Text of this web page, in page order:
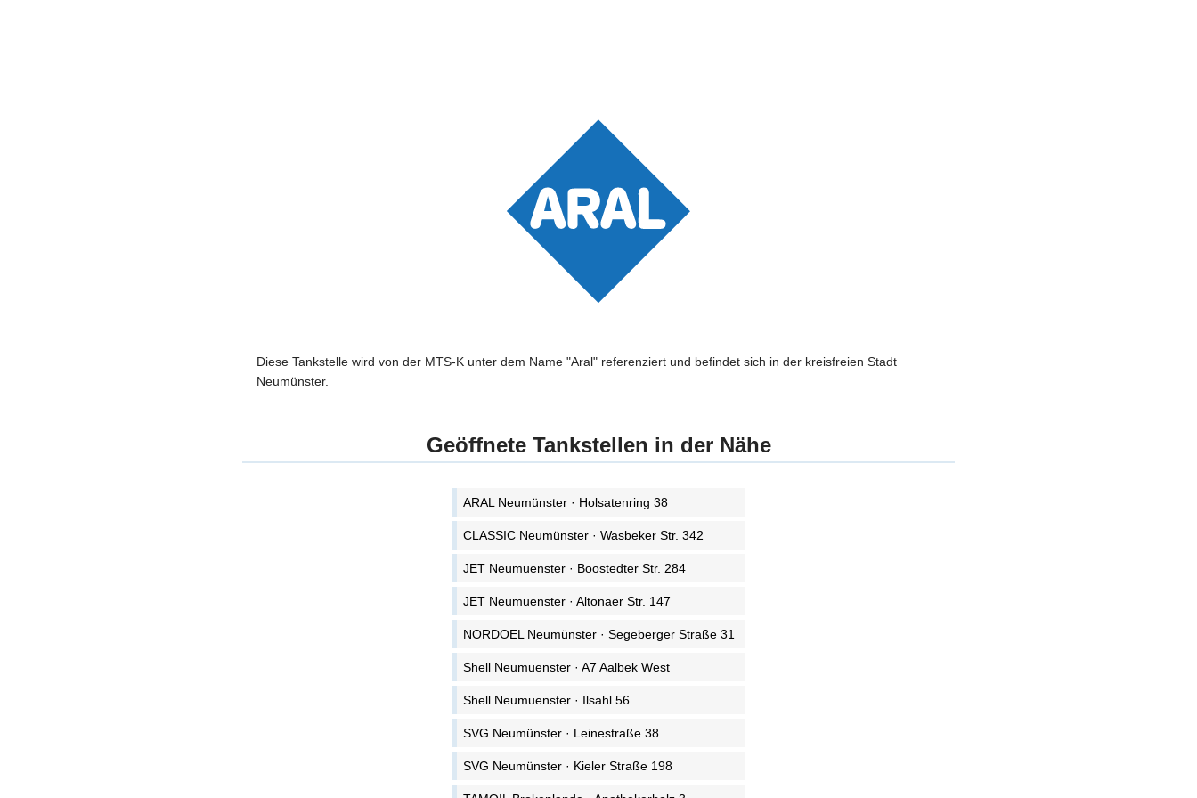
Diese Tankstelle wird von der MTS-K unter dem Name "Aral" referenziert und befindet sich in der kreisfreien Stadt
Neumünster.
Geöffnete Tankstellen in der Nähe
ARAL Neumünster · Holsatenring 38
CLASSIC Neumünster · Wasbeker Str. 342
JET Neumuenster · Boostedter Str. 284
JET Neumuenster · Altonaer Str. 147
NORDOEL Neumünster · Segeberger Straße 31
Shell Neumuenster · A7 Aalbek West
Shell Neumuenster · Ilsahl 56
SVG Neumünster · Leinestraße 38
SVG Neumünster · Kieler Straße 198